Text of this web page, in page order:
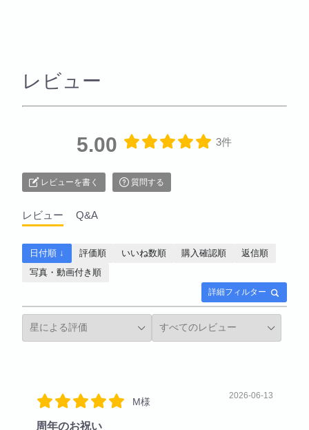
レビュー
5.00 3件
レビューを書く 質問する
レビュー Q&A
詳細フィルター
日付順 ↓ 評価順 いいね数順 購入確認順
返信順
写真・動画付き順
M様
2026-06-13
周年のお祝い